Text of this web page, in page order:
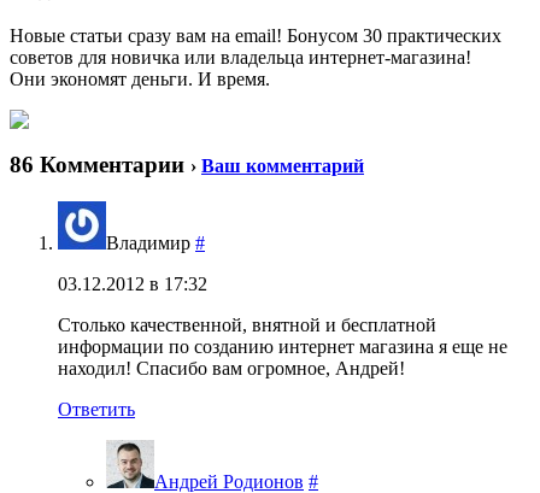
Новые статьи сразу вам на email! Бонусом 30 практических
советов для новичка или владельца интернет-магазина!
Они экономят деньги. И время.
86 Комментарии › Ваш комментарий
Владимир #
03.12.2012 в 17:32
Столько качественной, внятной и бесплатной
информации по созданию интернет магазина я еще не
находил! Спасибо вам огромное, Андрей!
Ответить
Андрей Родионов #